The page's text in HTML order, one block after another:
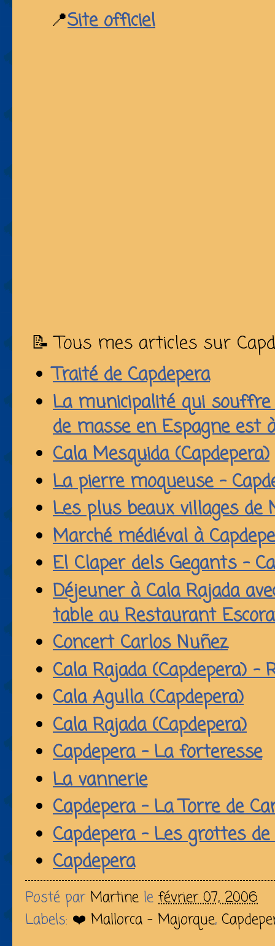
📍Site officiel
📝 Tous mes articles sur
Traité de Capdepera
La municipalité qui
de masse en Espagne est
Cala Mesquida (Capdepera)
La pierre moqueuse -
Les plus beaux villages de
Marché médiéval à
El Claper dels Gegants -
Déjeuner à Cala Rajada
table au Restaurant
Concert Carlos Nuñez
Cala Rajada (Capdepera) -
Cala Agulla (Capdepera)
Cala Rajada (Capdepera)
Capdepera - La forteresse
La vannerie
Capdepera - La Torre de
Capdepera - Les grottes
Capdepera
Posté par Martine le février 07, 2006
Labels: ❤️ Mallorca - Majorque,